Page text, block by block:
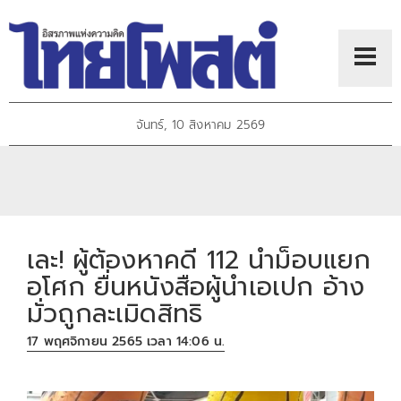
จันทร์, 10 สิงหาคม 2569
เละ! ผู้ต้องหาคดี 112 นำม็อบแยก
อโศก ยื่นหนังสือผู้นำเอเปก อ้าง
มั่วถูกละเมิดสิทธิ
17 พฤศจิกายน 2565 เวลา 14:06 น.